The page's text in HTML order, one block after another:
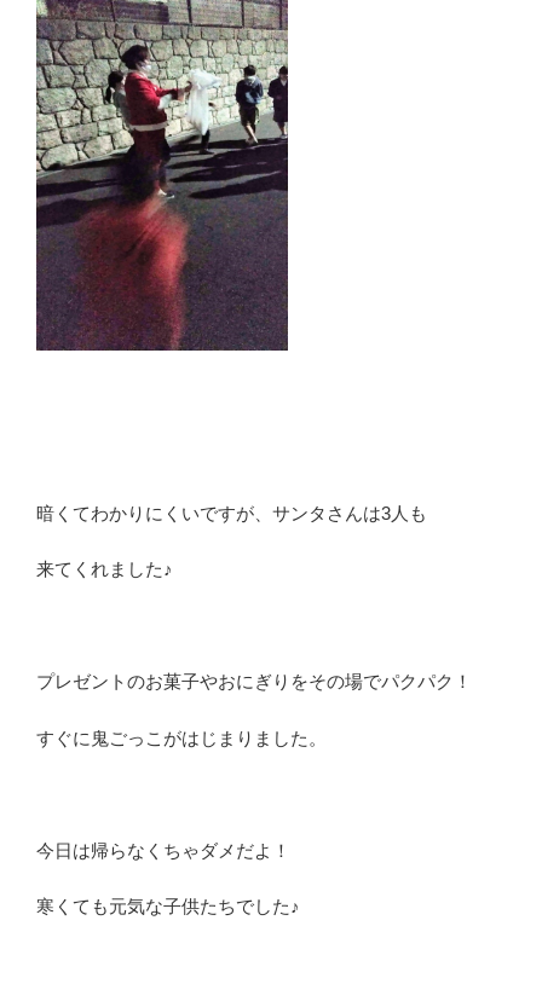
暗くてわかりにくいですが、サンタさんは3人も
来てくれました♪
プレゼントのお菓子やおにぎりをその場でパクパク！
すぐに鬼ごっこがはじまりました。
今日は帰らなくちゃダメだよ！
寒くても元気な子供たちでした♪